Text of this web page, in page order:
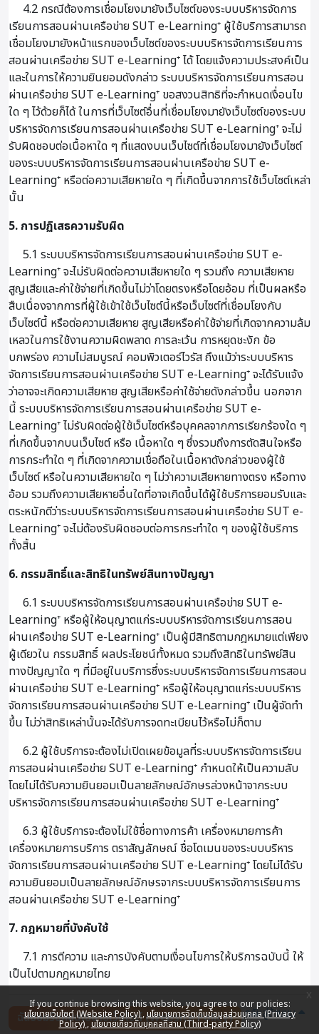
If you continue browsing this website, you agree to our policies:
นโยบายเว็บไซต์ (Website Policy) นโยบายการจัดเก็บข้อมูลส่วนบุคคล (Privacy
Policy) นโยบายเกี่ยวกับบุคคลที่สาม (Third-party Policy)
x
4.2 กรณีต้องการเชื่อมโยงมายังเว็บไซต์ของระบบบริหารจัดการ
เรียนการสอนผ่านเครือข่าย SUT e-Learning⁺ ผู้ใช้บริการสามารถ
เชื่อมโยงมายังหน้าแรกของเว็บไซต์ของระบบบริหารจัดการเรียนการ
สอนผ่านเครือข่าย SUT e-Learning⁺ ได้ โดยแจ้งความประสงค์เป็น
และในการให้ความยินยอมดังกล่าว ระบบบริหารจัดการเรียนการสอน
ผ่านเครือข่าย SUT e-Learning⁺ ขอสงวนสิทธิที่จะกำหนดเงื่อนไข
ใด ๆ ไว้ด้วยก็ได้ ในการที่เว็บไซต์อื่นที่เชื่อมโยงมายังเว็บไซต์ของระบบ
บริหารจัดการเรียนการสอนผ่านเครือข่าย SUT e-Learning⁺ จะไม่
รับผิดชอบต่อเนื้อหาใด ๆ ที่แสดงบนเว็บไซต์ที่เชื่อมโยงมายังเว็บไซต์
ของระบบบริหารจัดการเรียนการสอนผ่านเครือข่าย SUT e-
Learning⁺ หรือต่อความเสียหายใด ๆ ที่เกิดขึ้นจากการใช้เว็บไซต์เหล่า
นั้น
5. การปฏิเสธความรับผิด
5.1 ระบบบริหารจัดการเรียนการสอนผ่านเครือข่าย SUT e-
Learning⁺ จะไม่รับผิดต่อความเสียหายใด ๆ รวมถึง ความเสียหาย
สูญเสียและค่าใช้จ่ายที่เกิดขึ้นไม่ว่าโดยตรงหรือโดยอ้อม ที่เป็นผลหรือ
สืบเนื่องจากการที่ผู้ใช้เข้าใช้เว็บไซต์นี้หรือเว็บไซต์ที่เชื่อมโยงกับ
เว็บไซต์นี้ หรือต่อความเสียหาย สูญเสียหรือค่าใช้จ่ายที่เกิดจากความล้ม
เหลวในการใช้งานความผิดพลาด การละเว้น การหยุดชะงัก ข้อ
บกพร่อง ความไม่สมบูรณ์ คอมพิวเตอร์ไวรัส ถึงแม้ว่าระบบบริหาร
จัดการเรียนการสอนผ่านเครือข่าย SUT e-Learning⁺ จะได้รับแจ้ง
ว่าอาจจะเกิดความเสียหาย สูญเสียหรือค่าใช้จ่ายดังกล่าวขึ้น นอกจาก
นี้ ระบบบริหารจัดการเรียนการสอนผ่านเครือข่าย SUT e-
Learning⁺ ไม่รับผิดต่อผู้ใช้เว็บไซต์หรือบุคคลจากการเรียกร้องใด ๆ
ที่เกิดขึ้นจากบนเว็บไซต์ หรือ เนื้อหาใด ๆ ซึ่งรวมถึงการตัดสินใจหรือ
การกระทำใด ๆ ที่เกิดจากความเชื่อถือในเนื้อหาดังกล่าวของผู้ใช้
เว็บไซต์ หรือในความเสียหายใด ๆ ไม่ว่าความเสียหายทางตรง หรือทาง
อ้อม รวมถึงความเสียหายอื่นใดที่อาจเกิดขึ้นได้ผู้ใช้บริการยอมรับและ
ตระหนักดีว่าระบบบริหารจัดการเรียนการสอนผ่านเครือข่าย SUT e-
Learning⁺ จะไม่ต้องรับผิดชอบต่อการกระทำใด ๆ ของผู้ใช้บริการ
ทั้งสิ้น
6. กรรมสิทธิ์และสิทธิในทรัพย์สินทางปัญญา
6.1 ระบบบริหารจัดการเรียนการสอนผ่านเครือข่าย SUT e-
Learning⁺ หรือผู้ให้อนุญาตแก่ระบบบริหารจัดการเรียนการสอน
ผ่านเครือข่าย SUT e-Learning⁺ เป็นผู้มีสิทธิตามกฎหมายแต่เพียง
ผู้เดียวใน กรรมสิทธิ์ ผลประโยชน์ทั้งหมด รวมถึงสิทธิในทรัพย์สิน
ทางปัญญาใด ๆ ที่มีอยู่ในบริการซึ่งระบบบริหารจัดการเรียนการสอน
ผ่านเครือข่าย SUT e-Learning⁺ หรือผู้ให้อนุญาตแก่ระบบบริหาร
จัดการเรียนการสอนผ่านเครือข่าย SUT e-Learning⁺ เป็นผู้จัดทำ
ขึ้น ไม่ว่าสิทธิเหล่านั้นจะได้รับการจดทะเบียนไว้หรือไม่ก็ตาม
6.2 ผู้ใช้บริการจะต้องไม่เปิดเผยข้อมูลที่ระบบบริหารจัดการเรียน
การสอนผ่านเครือข่าย SUT e-Learning⁺ กำหนดให้เป็นความลับ
โดยไม่ได้รับความยินยอมเป็นลายลักษณ์อักษรล่วงหน้าจากระบบ
บริหารจัดการเรียนการสอนผ่านเครือข่าย SUT e-Learning⁺
6.3 ผู้ใช้บริการจะต้องไม่ใช้ชื่อทางการค้า เครื่องหมายการค้า
เครื่องหมายการบริการ ตราสัญลักษณ์ ชื่อโดเมนของระบบบริหาร
จัดการเรียนการสอนผ่านเครือข่าย SUT e-Learning⁺ โดยไม่ได้รับ
ความยินยอมเป็นลายลักษณ์อักษรจากระบบบริหารจัดการเรียนการ
สอนผ่านเครือข่าย SUT e-Learning⁺
7. กฎหมายที่บังคับใช้
7.1 การตีความ และการบังคับตามเงื่อนไขการให้บริการฉบับนี้ ให้
เป็นไปตามกฎหมายไทย
ฉันยอมรับกับนโยบายเว็บไซต์ (Website Policy) กลับสู่ด้านบน